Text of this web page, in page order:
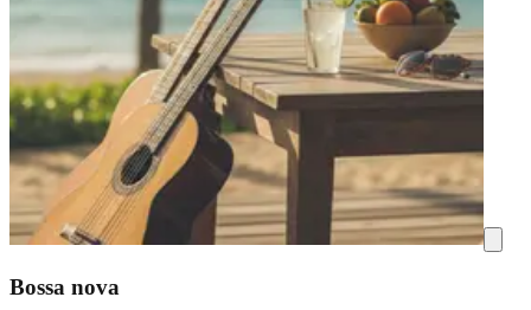
Bossa nova